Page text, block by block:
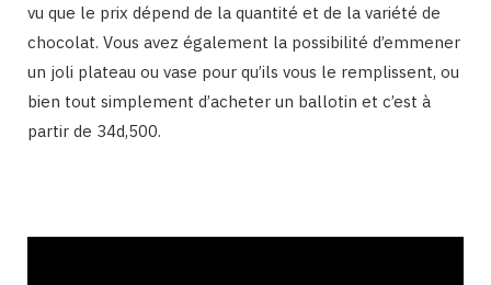
vu que le prix dépend de la quantité et de la variété de
chocolat. Vous avez également la possibilité d’emmener
un joli plateau ou vase pour qu’ils vous le remplissent, ou
bien tout simplement d’acheter un ballotin et c’est à
partir de 34d,500.